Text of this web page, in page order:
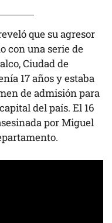
que su agresor
con una serie de
Ciudad de
17 años y estaba
de admisión para
del país. El 16
por Miguel